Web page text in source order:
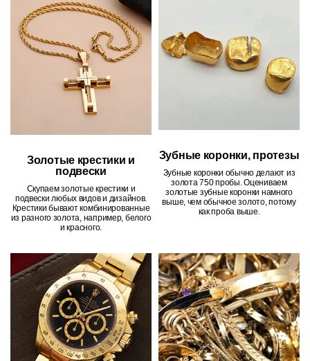
Золотые крестики и
подвески
Скупаем золотые крестики и
подвески любых видов и дизайнов.
Крестики бывают комбинированные
из разного золота, например, белого
и красного.
Зубные коронки, протезы
Зубные коронки обычно делают из
золота 750 пробы. Оцениваем
золотые зубные коронки намного
выше, чем обычное золото, потому
как проба выше.